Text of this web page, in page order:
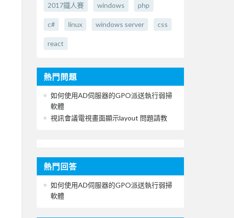
2017鐵人賽 windows php
c# linux windows server css
react
熱門問題
如何使用AD伺服器的GPO派送執行弱掃
軟體
視訊會議電視畫面顯示layout 問題請教
熱門回答
如何使用AD伺服器的GPO派送執行弱掃
軟體